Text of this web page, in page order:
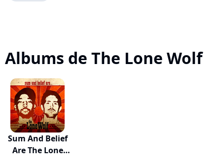
Albums de The Lone Wolf
Sum And Belief
Are The Lone